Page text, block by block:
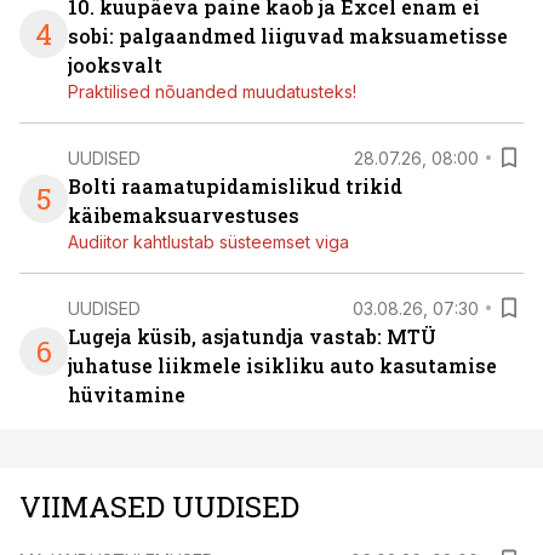
4
10. kuupäeva paine kaob ja Excel enam ei
sobi: palgaandmed liiguvad maksuametisse
jooksvalt
Praktilised nõuanded muudatusteks!
5
UUDISED 28.07.26, 08:00
Bolti raamatupidamislikud trikid
käibemaksuarvestuses
Audiitor kahtlustab süsteemset viga
6
UUDISED 03.08.26, 07:30
Lugeja küsib, asjatundja vastab: MTÜ
juhatuse liikmele isikliku auto kasutamise
hüvitamine
VIIMASED UUDISED